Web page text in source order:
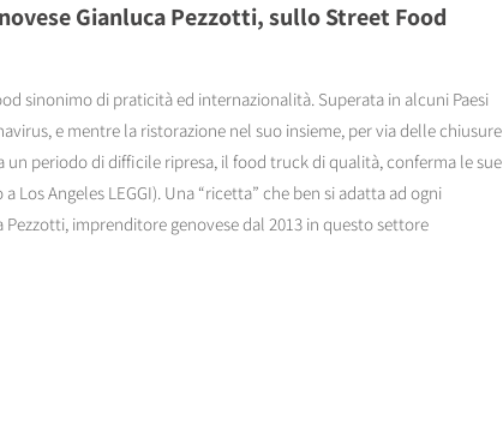
Gianluca Pezzotti, sullo Street Food
sinonimo di praticità ed internazionalità. Superata in alcuni Paesi
e mentre la ristorazione nel suo insieme, per via delle chiusure
periodo di difficile ripresa, il food truck di qualità, conferma le sue
Los Angeles LEGGI). Una “ricetta” che ben si adatta ad ogni
Pezzotti, imprenditore genovese dal 2013 in questo settore